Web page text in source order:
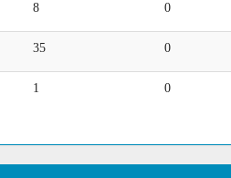
8 0
35 0
1 0